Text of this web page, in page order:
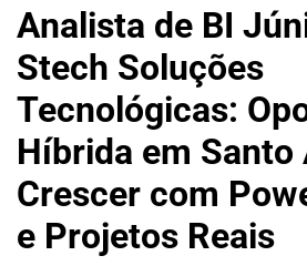
Analista de BI
Stech Soluções
Tecnológicas:
Híbrida em Santo
Crescer com
e Projetos Reais